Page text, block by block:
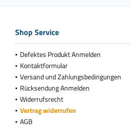
Shop Service
Defektes Produkt Anmelden
Kontaktformular
Versand und Zahlungsbedingungen
Rücksendung Anmelden
Widerrufsrecht
Vertrag widerrufen
AGB